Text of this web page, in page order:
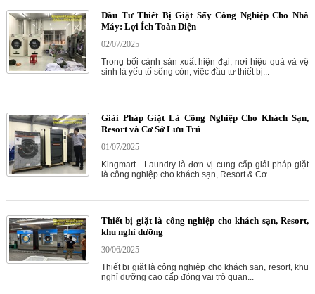
Đầu Tư Thiết Bị Giặt Sấy Công Nghiệp Cho Nhà
Máy: Lợi Ích Toàn Diện
02/07/2025
Trong bối cảnh sản xuất hiện đại, nơi hiệu quả và vệ
sinh là yếu tố sống còn, việc đầu tư thiết bị...
Giải Pháp Giặt Là Công Nghiệp Cho Khách Sạn,
Resort và Cơ Sở Lưu Trú
01/07/2025
Kingmart - Laundry là đơn vị cung cấp giải pháp giặt
là công nghiệp cho khách sạn, Resort & Cơ...
Thiết bị giặt là công nghiệp cho khách sạn, Resort,
khu nghỉ dưỡng
30/06/2025
Thiết bị giặt là công nghiệp cho khách sạn, resort, khu
nghỉ dưỡng cao cấp đóng vai trò quan...